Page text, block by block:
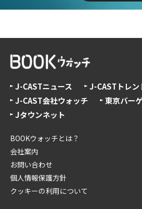
J-CASTニュース
J-CASTトレン
J-CAST会社ウォッチ
東京バー
Jタウンネット
BOOKウォッチとは？
会社案内
お問い合わせ
個人情報保護方針
クッキーの利用について